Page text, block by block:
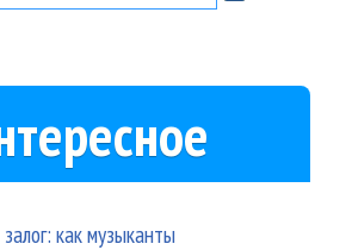
как музыканты